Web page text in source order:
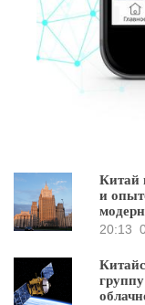
Китай
и
20:13